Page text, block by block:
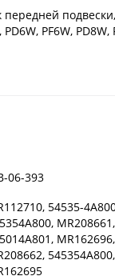
PF6W,
06-393
54535-
MR208661,
MR162696,
545354A800,